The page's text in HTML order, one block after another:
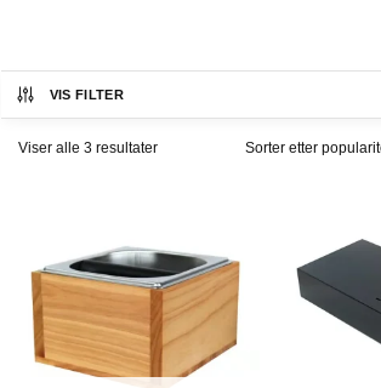
VIS FILTER
Viser alle 3 resultater